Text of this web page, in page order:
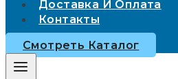
Доставка И Оплата
Контакты
Смотреть Каталог